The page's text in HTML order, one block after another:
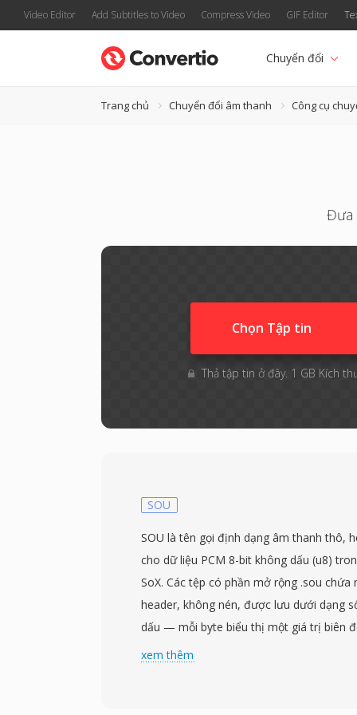
Video Editor Add Subtitles to Video Compress Video GIF Editor
Chuyển đổi
Trang chủ Chuyển đổi âm thanh Công cụ
Đưa
Chọn Tập tin
Thả tập tin ở đây. 1 GB Kích
SOU
SOU là tên gọi định dạng âm thanh thô,
cho dữ liệu PCM 8-bit không dấu (u8)
SoX. Các tệp có phần mở rộng .sou
header, không nén, được lưu dưới dạng
dấu — mỗi byte biểu thị một giá trị biên
là điểm giữa im lặng. Vì không có header,
xem thêm